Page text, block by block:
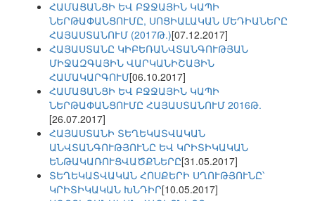
ՀԱՄԱՑԱՆՑԻ ԵՎ ԲՋՋԱՅԻՆ ԿԱՊԻ
ՆԵՐԹԱՓԱՆՑՈՒՄԸ, ՍՈՑԻԱԼԱԿԱՆ ՄԵԴԻԱՆԵՐԸ
ՀԱՅԱՍՏԱՆՈՒՄ (2017Թ.)[07.12.2017]
ՀԱՅԱՍՏԱՆԸ ԿԻԲԵՌԱՆՎՏԱՆԳՈՒԹՅԱՆ
ՄԻՋԱԶԳԱՅԻՆ ՎԱՐԿԱՆԻՇԱՅԻՆ
ՀԱՄԱԿԱՐԳՈՒՄ[06.10.2017]
ՀԱՄԱՑԱՆՑԻ ԵՎ ԲՋՋԱՅԻՆ ԿԱՊԻ
ՆԵՐԹԱՓԱՆՑՈՒՄԸ ՀԱՅԱՍՏԱՆՈՒՄ 2016Թ.
[26.07.2017]
ՀԱՅԱՍՏԱՆԻ ՏԵՂԵԿԱՏՎԱԿԱՆ
ԱՆՎՏԱՆԳՈՒԹՅՈՒՆԸ ԵՎ ԿՐԻՏԻԿԱԿԱՆ
ԵՆԹԱԿԱՌՈՒՑՎԱԾՔՆԵՐԸ[31.05.2017]
ՏԵՂԵԿԱՏՎԱԿԱՆ ՀՈՍՔԵՐԻ ՍՂՈՒԹՅՈՒՆԸ՝
ԿՐԻՏԻԿԱԿԱՆ ԽՆԴԻՐ[10.05.2017]